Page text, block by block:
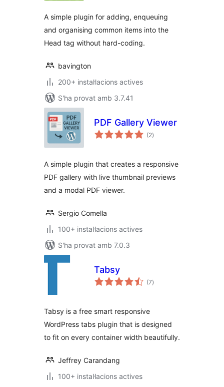
A simple plugin for adding, enqueuing
and organising common items into the
Head tag without hard-coding.
bavington
200+ instal·lacions actives
S'ha provat amb 3.7.41
PDF Gallery Viewer
(2puntuacions
totals
)
A simple plugin that creates a responsive
PDF gallery with live thumbnail previews
and a modal PDF viewer.
Sergio Comella
100+ instal·lacions actives
S'ha provat amb 7.0.3
Tabsy
(7puntuacions
totals
)
Tabsy is a free smart responsive
WordPress tabs plugin that is designed
to fit on every container width beautifully.
Jeffrey Carandang
100+ instal·lacions actives